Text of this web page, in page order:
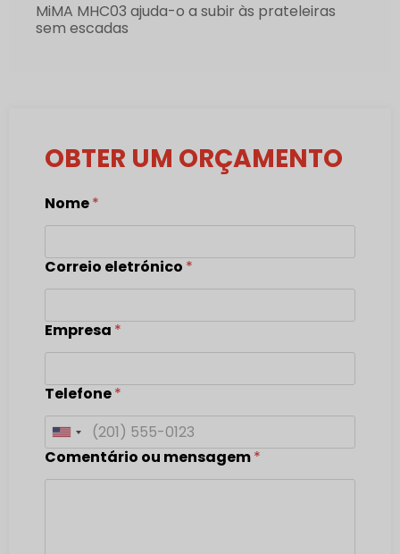
MiMA MHC03 ajuda-o a subir às prateleiras
sem escadas
OBTER UM ORÇAMENTO
Nome*
Correio eletrónico *
Empresa *
Telefone*
United States +1
Comentário ou mensagem*